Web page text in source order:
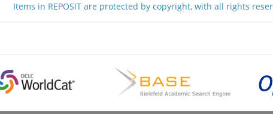
Items in REPOSIT are protected by copyright, with all rights